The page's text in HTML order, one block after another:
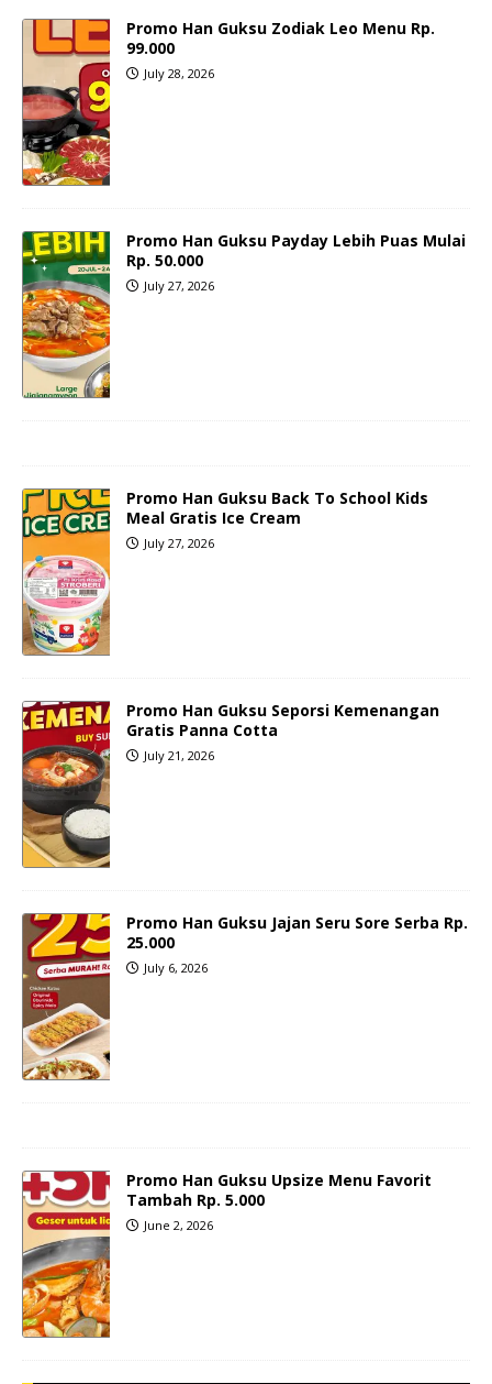
Promo Han Guksu Zodiak Leo Menu Rp.
99.000
July 28, 2026
Promo Han Guksu Payday Lebih Puas Mulai
Rp. 50.000
July 27, 2026
Promo Han Guksu Back To School Kids
Meal Gratis Ice Cream
July 27, 2026
Promo Han Guksu Seporsi Kemenangan
Gratis Panna Cotta
July 21, 2026
Promo Han Guksu Jajan Seru Sore Serba Rp.
25.000
July 6, 2026
Promo Han Guksu Upsize Menu Favorit
Tambah Rp. 5.000
June 2, 2026